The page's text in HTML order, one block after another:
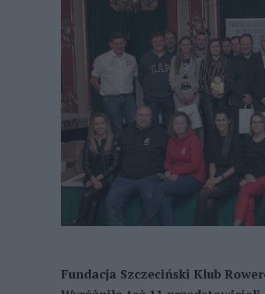
Fundacja Szczeciński Klub